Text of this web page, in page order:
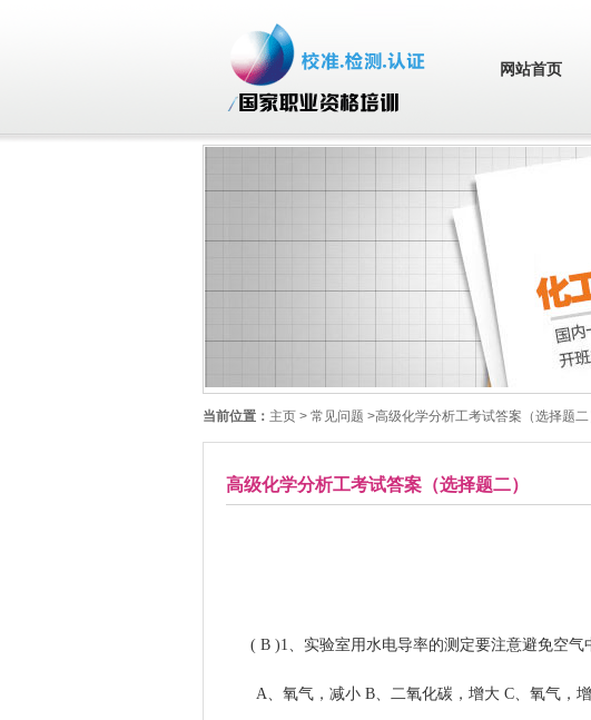
网站首页
当前位置： 主页 > 常见问题 >高级化学分析工考试答案（选择题二
高级化学分析工考试答案（选择题二）
( B )1、实验室用水电导率的测定要注意避免空气
A、氧气，减小 B、二氧化碳，增大 C、氧气，